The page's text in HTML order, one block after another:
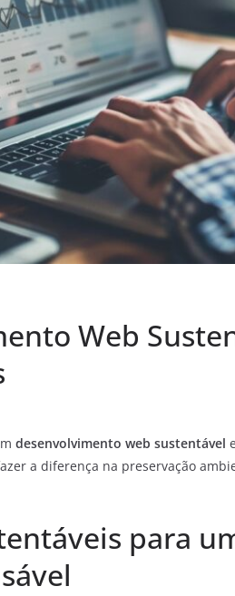
Web
desenvolvimento web sustentável
a diferença na preservação
para